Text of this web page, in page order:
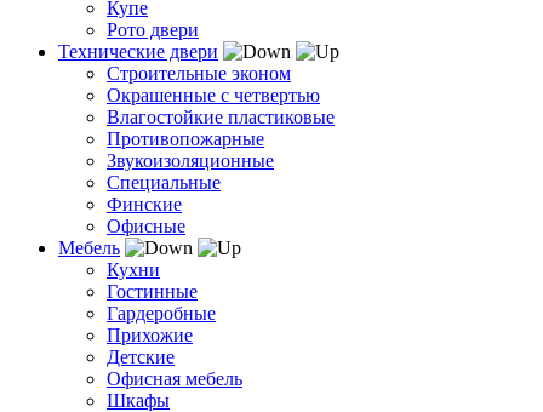
Купе
Рото двери
Технические двери
Строительные эконом
Окрашенные с четвертью
Влагостойкие пластиковые
Противопожарные
Звукоизоляционные
Специальные
Финские
Офисные
Мебель
Кухни
Гостинные
Гардеробные
Прихожие
Детские
Офисная мебель
Шкафы